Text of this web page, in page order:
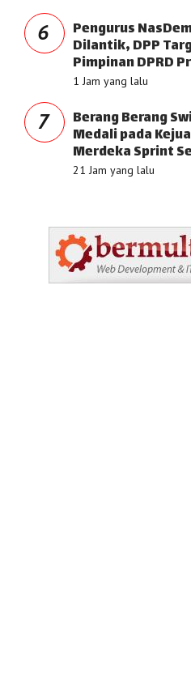
6 Pengurus
Dilantik, DPP
Pimpinan DPRD
1 Jam yang lalu
7 Berang Berang
Medali pada
Merdeka Sprint
21 Jam yang lalu